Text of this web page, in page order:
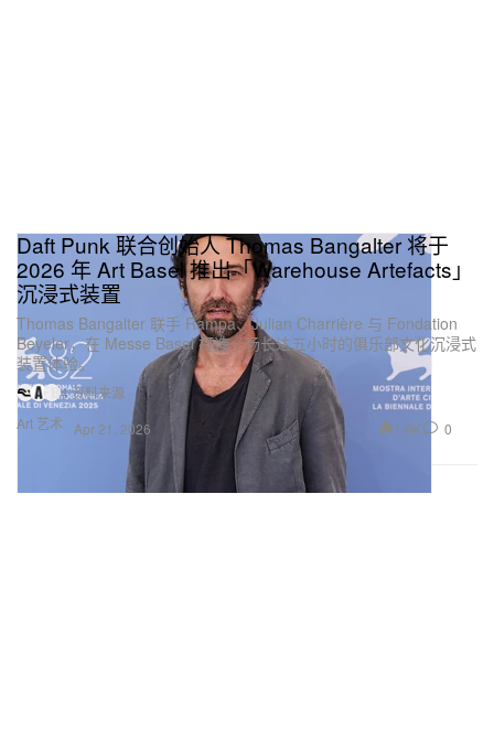
Art 艺术
Daft Punk 联合创始人 Thomas Bangalter 将于
2026 年 Art Basel 推出「Warehouse Artefacts」
沉浸式装置
Thomas Bangalter 联手 Rampa、Julian Charrière 与 Fondation
Beyeler，在 Messe Basel 打造一场长达五小时的俱乐部文化沉浸式
装置体验。
4 资料来源
Apr 21, 2026
1.6K 0